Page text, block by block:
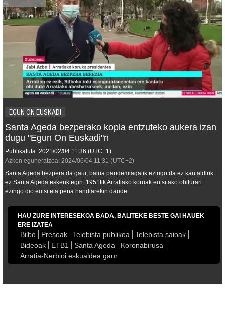
EGUN ON EUSKADI
Santa Ageda bezperako kopla entzuteko aukera izan
dugu "Egun On Euskadi"n
Publikatuta: 2021/02/04 11:36 (UTC+1)
Azken eguneratzea: 2024/06/04 11:31 (UTC+2)
Santa Ageda bezpera da gaur, baina pandemiagatik ezingo da ez kantaldirik
ez Santa Ageda eskerik egin. 1951tik Arratiako koruak eutsitako ohiturari
ezingo dio eutsi eta pena handiarekin daude.
HAU ZURE INTERESEKOA BADA, BALITEKE BESTE GAI HAUEK
ERE IZATEA
Bilbo Presoak Telebista publikoa
Telebista saioak
Bideoak
ETB1 Santa Ageda
Koronabirusa
Arratia-Nerbioi eskualdea gaur